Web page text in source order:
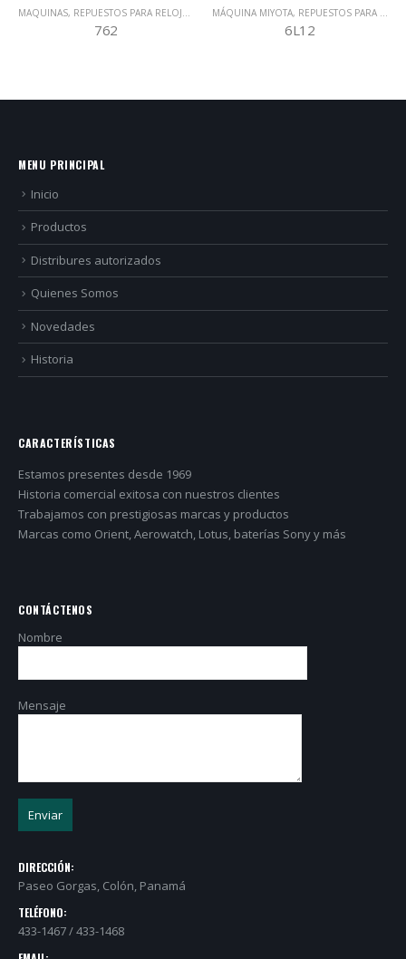
MAQUINAS, REPUESTOS PARA RELOJERÍA
762
MÁQUINA MIYOTA, REPUESTOS PARA RELOJERÍA
6L12
MENU PRINCIPAL
Inicio
Productos
Distribures autorizados
Quienes Somos
Novedades
Historia
CARACTERÍSTICAS
Estamos presentes desde 1969
Historia comercial exitosa con nuestros clientes
Trabajamos con prestigiosas marcas y productos
Marcas como Orient, Aerowatch, Lotus, baterías Sony y más
CONTÁCTENOS
Nombre
Mensaje
DIRECCIÓN:
Paseo Gorgas, Colón, Panamá
TELÉFONO:
433-1467 / 433-1468